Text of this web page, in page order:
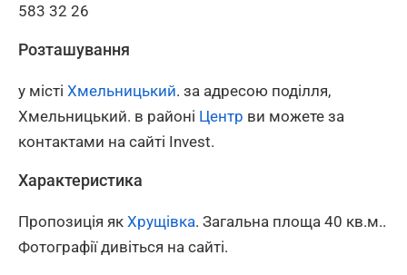
583 32 26
Розташування
у місті Хмельницький. за адресою поділля,
Хмельницький. в районі Центр ви можете за
контактами на сайті Invest.
Характеристика
Пропозиція як Хрущівка. Загальна площа 40 кв.м..
Фотографії дивіться на сайті.